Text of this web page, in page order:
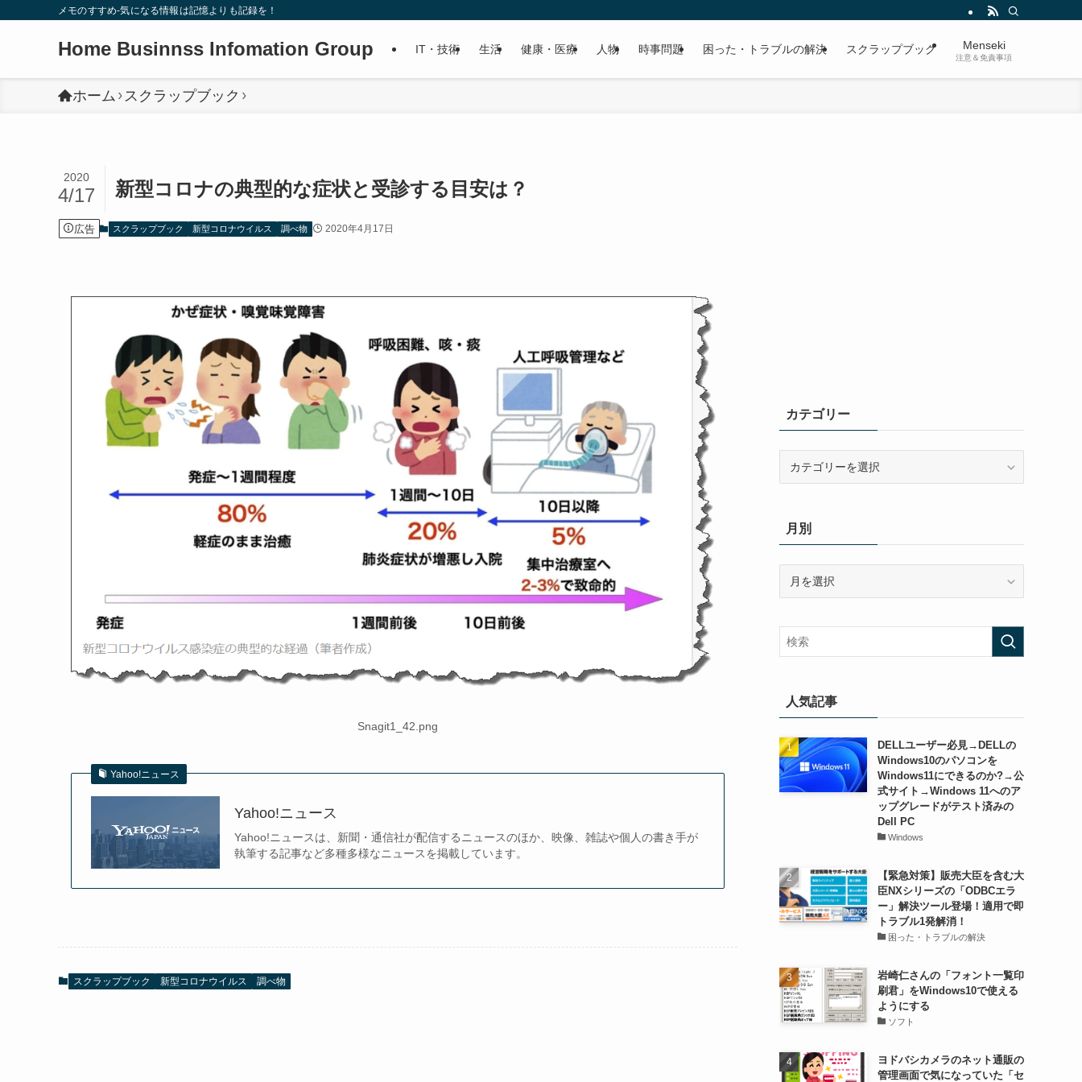
メモのすすめ-気になる情報は記憶よりも記録を！
Home Businnss Infomation Group IT・技術 生活 健康・医療 人物 時事問題 困った・トラブルの解決 スクラップブック Menseki
注意＆免責事項
ホーム スクラップブック
新型コロナの典型的な症状と受診する目安は？
2020
4/17
広告 スクラップブック 新型コロナウイルス 調べ物 2020年4月17日
Snagit1_42.png
Yahoo!ニュース
Yahoo!ニュース
Yahoo!ニュースは、新聞・通信社が配信するニュースのほか、映像、雑誌や個人の書き手が
執筆する記事など多種多様なニュースを掲載しています。
スクラップブック 新型コロナウイルス 調べ物
カテゴリー
ー月別
人気記事
DELLユーザー必見→DELLの
Windows10のパソコンを
Windows11にできるのか?→公
式サイト→Windows 11へのア
ップグレードがテスト済みの
Dell PC
Windows
【緊急対策】販売大臣を含む大
臣NXシリーズの「ODBCエラ
ー」解決ツール登場！適用で即
トラブル1発解消！
困った・トラブルの解決
岩崎仁さんの「フォント一覧印
刷君」をWindows10で使える
ようにする
ソフト
ヨドバシカメラのネット通販の
管理画面で気になっていた「セ